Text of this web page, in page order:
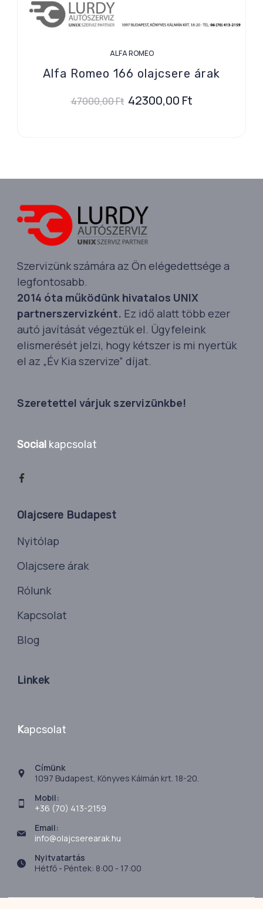
ALFA ROMEO
Alfa Romeo 166 olajcsere árak
47000,00Ft 42300,00 Ft
Szervizünk számára az Ön elégedettsége a
legfontosabb.
2014 óta működünk hivatalos UNIX
partnerszervizként. Ez idő alatt több ezer
autó javítását végeztük el. Ügyfeleink
elismerését jelzi, hogy kétszer is mi nyertük
el az „Év Kia szervize” díjat.
Szeretettel várjuk szervizünkbe!
Social kapcsolat
Olajcsere Budapest
Nyitólap
Olajcsere árak
Rólunk
Kapcsolat
Blog
Linkek
Kapcsolat
Címünk
1097 Budapest, Könyves Kálmán krt. 18-20.
Mobil:
+36 (70) 413-2159
Email:
info@olajcserearak.hu
Nyitvatartás
Hétfő - Péntek: 8:00 - 17:00